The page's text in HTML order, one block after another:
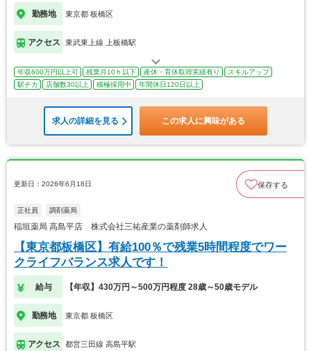
勤務地 東京都 板橋区
アクセス 東武東上線 上板橋駅
年収600万円以上可 残業月10ｈ以下 産休・育休取得実績有り
スキルアップ
駅チカ
店舗数30以上 積極採用中 年間休日120日以上
求人の詳細を見る この求人に興味がある
更新日：2026年6月18日 保存する
正社員 調剤薬局
稲垣薬局 高島平店 株式会社三祐産業の薬剤師求人
【東京都板橋区】有給100％で残業5時間程度でワー
クライフバランス求人です！
給与 【年収】430万円～500万円程度 28歳～50歳モデル
勤務地 東京都 板橋区
アクセス 都営三田線 高島平駅